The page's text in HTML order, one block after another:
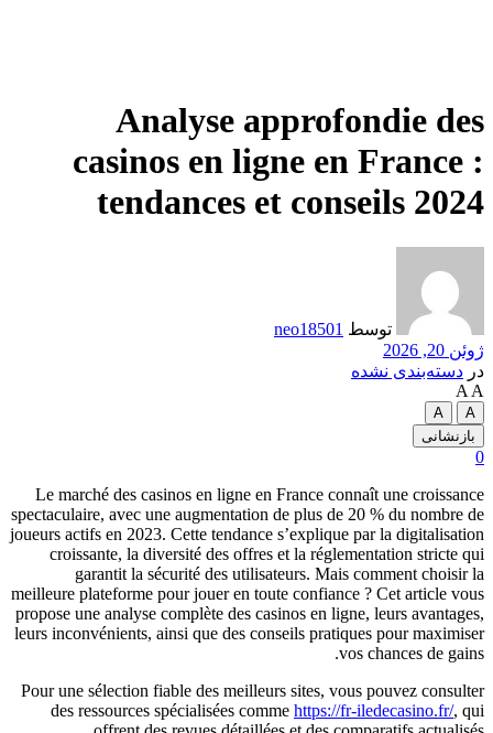
Analyse approfondie
casinos en ligne en
tendances et conseils
توسط neo18501
نشده
A
Le marché des casinos en ligne en France connaît une
spectaculaire, avec une augmentation de plus de 20 % du
joueurs actifs en 2023. Cette tendance s’explique par la
croissante, la diversité des offres et la réglementation
garantit la sécurité des utilisateurs. Mais comment
meilleure plateforme pour jouer en toute confiance ? Cet article
propose une analyse complète des casinos en ligne, leurs
leurs inconvénients, ainsi que des conseils pratiques pour
vos chances de
Pour une sélection fiable des meilleurs sites, vous pouvez
des ressources spécialisées commehttps://fr-iledecasino.fr/